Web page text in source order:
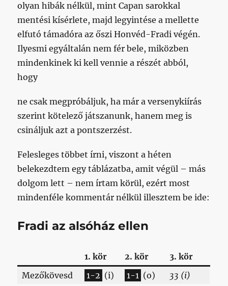
olyan hibák nélkül, mint Capan sarokkal
mentési kísérlete, majd legyintése a mellette
elfutó támadóra az őszi Honvéd-Fradi végén.
Ilyesmi egyáltalán nem fér bele, miközben
mindenkinek ki kell vennie a részét abból,
hogy
ne csak megpróbáljuk, ha már a versenykiírás
szerint kötelező játszanunk, hanem meg is
csináljuk azt a pontszerzést.
Felesleges többet írni, viszont a héten
belekezdtem egy táblázatba, amit végül – más
dolgom lett – nem írtam körül, ezért most
mindenféle kommentár nélkül illesztem be ide:
Fradi az alsóház ellen
1. kör 2. kör
3. kör
Mezőkövesd
1-2 (i) 1-1 (o)
33 (i)